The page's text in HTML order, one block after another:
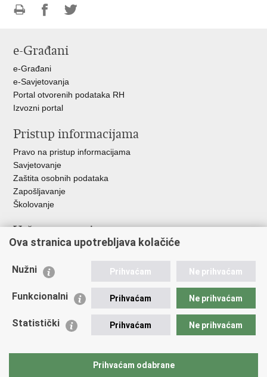
FacebookuTwitteru
e-Građani
e-Građani
e-Savjetovanja
Portal otvorenih podataka RH
Izvozni portal
Pristup informacijama
Pravo na pristup informacijama
Savjetovanje
Zaštita osobnih podataka
Zapošljavanje
Školovanje
Važne poveznice
Ministarstvo unutarnjih poslova
Udruge
Policijska akademija
Zaklada policijske solidarnosti
Vučetić"
Ova stranica upotrebljava kolačiće
Nužni Prihvaćam Ne prihvaćam
Funkcionalni Prihvaćam Ne prihvaćam
Statistički Prihvaćam Ne prihvaćam
Prihvaćam odabrane